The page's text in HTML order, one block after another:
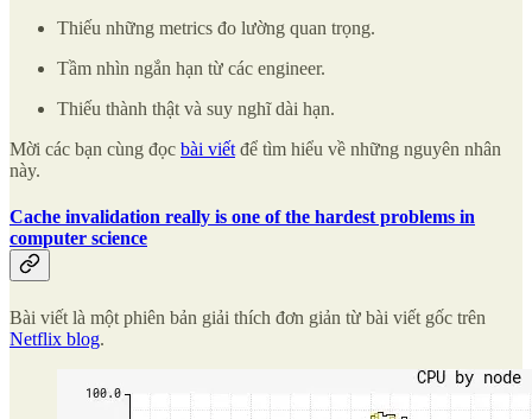
Thiếu những metrics đo lường quan trọng.
Tầm nhìn ngắn hạn từ các engineer.
Thiếu thành thật và suy nghĩ dài hạn.
Mời các bạn cùng đọc bài viết để tìm hiểu về những nguyên nhân
này.
Cache invalidation really is one of the hardest problems in
computer science
Bài viết là một phiên bản giải thích đơn giản từ bài viết gốc trên
Netflix blog.